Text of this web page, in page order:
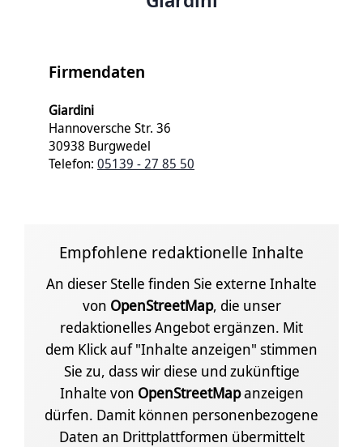
Firmendaten
Giardini
Hannoversche Str. 36
30938 Burgwedel
Telefon: 05139 - 27 85 50
Empfohlene redaktionelle Inhalte
An dieser Stelle finden Sie externe Inhalte
von OpenStreetMap, die unser
redaktionelles Angebot ergänzen. Mit
dem Klick auf "Inhalte anzeigen" stimmen
Sie zu, dass wir diese und zukünftige
Inhalte von OpenStreetMapanzeigen
dürfen. Damit können personenbezogene
Daten an Drittplattformen übermittelt